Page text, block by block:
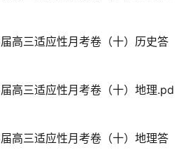
高三适应性月考卷（十）历史答
高三适应性月考卷（十）地理.pd
高三适应性月考卷（十）地理答